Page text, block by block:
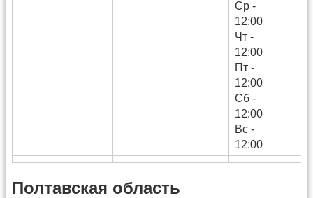
Ср -
12:00
Чт -
12:00
Пт -
12:00
Сб -
12:00
Вс -
12:00
Полтавская область